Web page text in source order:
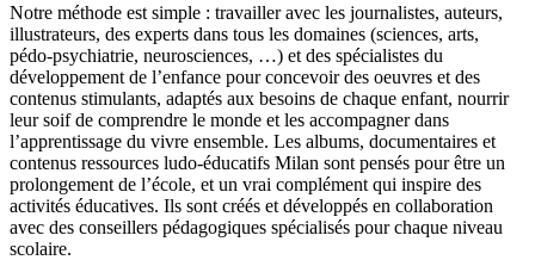
Notre méthode est simple : travailler avec les journalistes, auteurs,
illustrateurs, des experts dans tous les domaines (sciences, arts,
pédo-psychiatrie, neurosciences, …) et des spécialistes du
développement de l’enfance pour concevoir des oeuvres et des
contenus stimulants, adaptés aux besoins de chaque enfant, nourrir
leur soif de comprendre le monde et les accompagner dans
l’apprentissage du vivre ensemble. Les albums, documentaires et
contenus ressources ludo-éducatifs Milan sont pensés pour être un
prolongement de l’école, et un vrai complément qui inspire des
activités éducatives. Ils sont créés et développés en collaboration
avec des conseillers pédagogiques spécialisés pour chaque niveau
scolaire.